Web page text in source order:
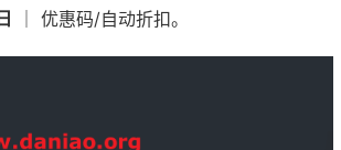
｜ 优惠码/自动折扣。